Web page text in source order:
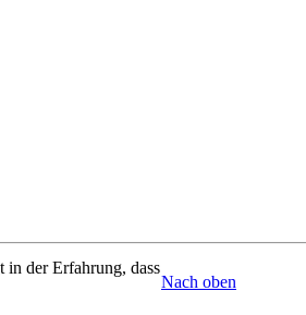
der Erfahrung, dass
Nach oben